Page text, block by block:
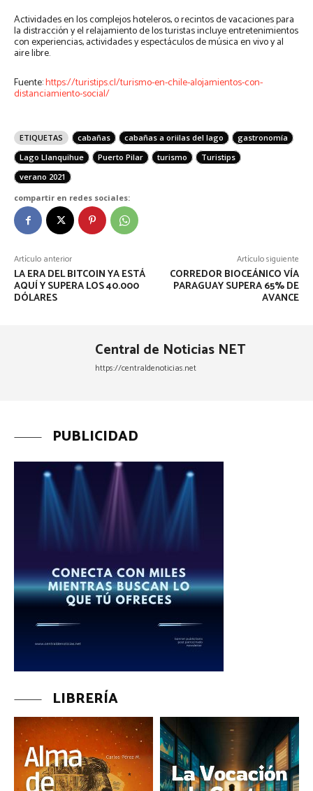
Actividades en los complejos hoteleros, o recintos de vacaciones para
la distracción y el relajamiento de los turistas incluye entretenimientos
con experiencias, actividades y espectáculos de música en vivo y al
aire libre.
Fuente:https://turistips.cl/turismo-en-chile-alojamientos-con-
distanciamiento-social/
ETIQUETAS cabañas cabañas a oriilas del lago
gastronomía
Lago Llanquihue
Puerto Pilar turismo
Turistips
verano 2021
compartir en redes sociales:
Artículo anterior
LA ERA DEL BITCOIN YA ESTÁ
AQUÍ Y SUPERA LOS 40.000
DÓLARES
Artículo siguiente
CORREDOR BIOCEÁNICO VÍA
PARAGUAY SUPERA 65% DE
AVANCE
Central de Noticias NET
https://centraldenoticias.net
PUBLICIDAD
LIBRERÍA